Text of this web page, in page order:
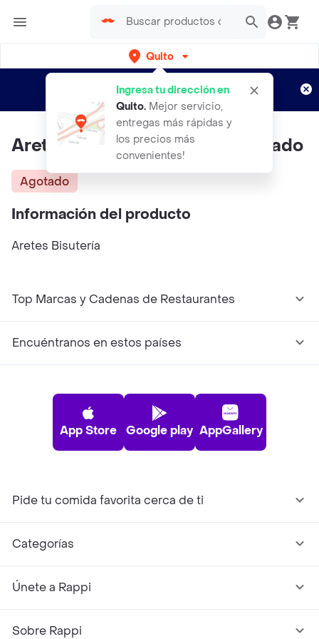
Quito
Ingresa tu dirección en
Quito. Mejor servicio,
entregas más rápidas y
los precios más
convenientes!
envíos gratis por semanas
Aplican TyC
Aretes De Forma De Hoja Plateado
Agotado
Información del producto
Aretes Bisutería
Top Marcas y Cadenas de Restaurantes
Encuéntranos en estos países
App Store Google play AppGallery
Pide tu comida favorita cerca de ti
Categorías
Únete a Rappi
Sobre Rappi